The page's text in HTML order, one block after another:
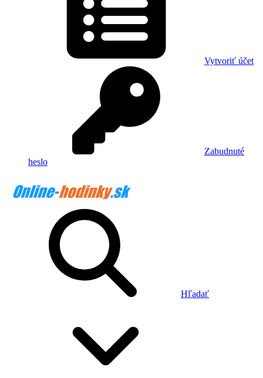
Vytvoriť účet
Zabudnuté
heslo
Hľadať